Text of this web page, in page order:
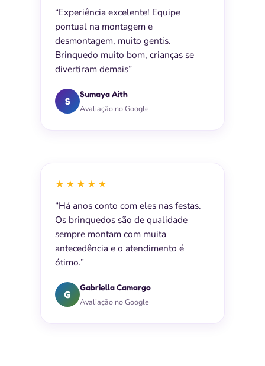
“Experiência excelente! Equipe
pontual na montagem e
desmontagem, muito gentis.
Brinquedo muito bom, crianças se
divertiram demais”
S
Sumaya Aith
Avaliação no Google
★★★★★
“Há anos conto com eles nas festas.
Os brinquedos são de qualidade
sempre montam com muita
antecedência e o atendimento é
ótimo.”
G
Gabriella Camargo
Avaliação no Google